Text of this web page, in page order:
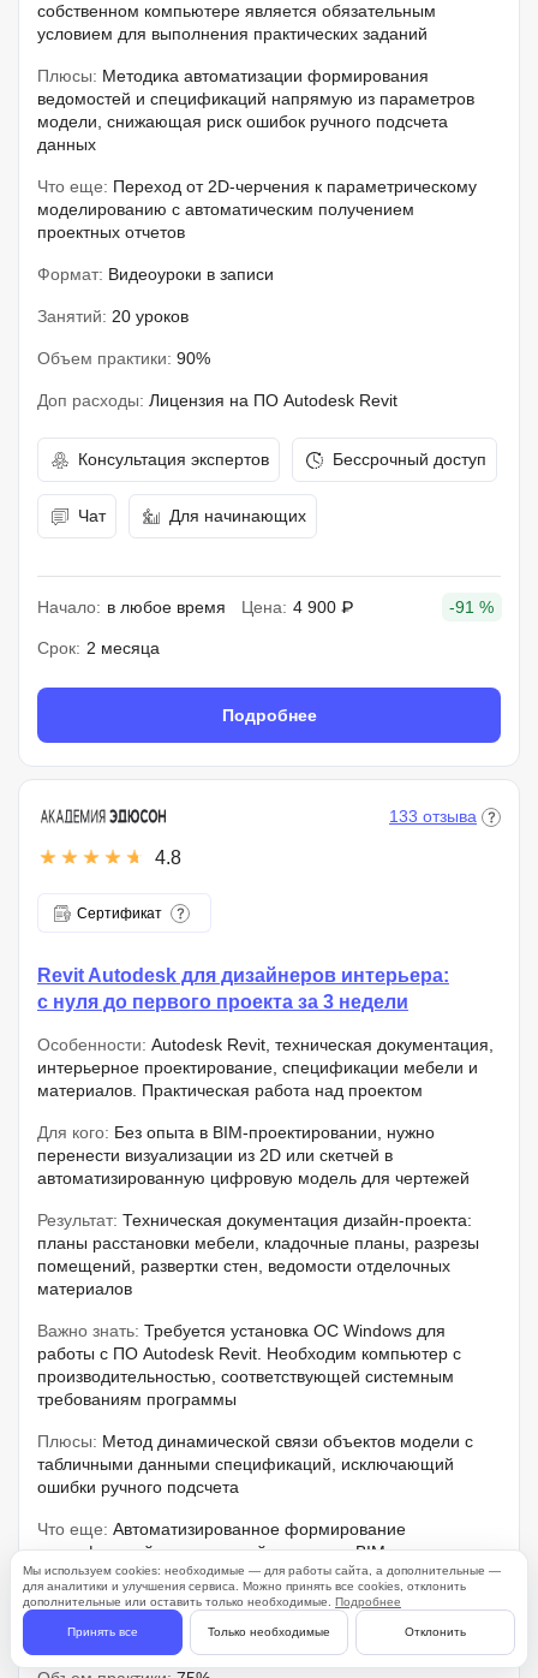
собственном компьютере является обязательным
условием для выполнения практических заданий
Плюсы: Методика автоматизации формирования
ведомостей и спецификаций напрямую из параметров
модели, снижающая риск ошибок ручного подсчета
данных
Что еще: Переход от 2D-черчения к параметрическому
моделированию с автоматическим получением
проектных отчетов
Формат: Видеоуроки в записи
Занятий: 20 уроков
Объем практики: 90%
Доп расходы: Лицензия на ПО Autodesk Revit
Консультация экспертов Бессрочный доступ
Чат Для начинающих
Начало: в любое время Цена: 4 900 ₽ -91 %
Срок: 2 месяца
Подробнее
4.8
133 отзыва
Сертификат
Revit Autodesk для дизайнеров интерьера:
с нуля до первого проекта за 3 недели
Особенности: Autodesk Revit, техническая документация,
интерьерное проектирование, спецификации мебели и
материалов. Практическая работа над проектом
Для кого: Без опыта в BIM-проектировании, нужно
перенести визуализации из 2D или скетчей в
автоматизированную цифровую модель для чертежей
Результат: Техническая документация дизайн-проекта:
планы расстановки мебели, кладочные планы, разрезы
помещений, развертки стен, ведомости отделочных
материалов
Важно знать: Требуется установка ОС Windows для
работы с ПО Autodesk Revit. Необходим компьютер с
производительностью, соответствующей системным
требованиям программы
Плюсы: Метод динамической связи объектов модели с
табличными данными спецификаций, исключающий
ошибки ручного подсчета
Что еще: Автоматизированное формирование
спецификаций и ведомостей на основе BIM-элементов
Формат:Видеоуроки в записи.
Занятий:36 уроков
Мы используем cookies: необходимые — для работы сайта, а дополнительные —
для аналитики и улучшения сервиса. Можно принять все cookies, отклонить
дополнительные или оставить только необходимые. Подробнее
Принять все Только необходимые Отклонить